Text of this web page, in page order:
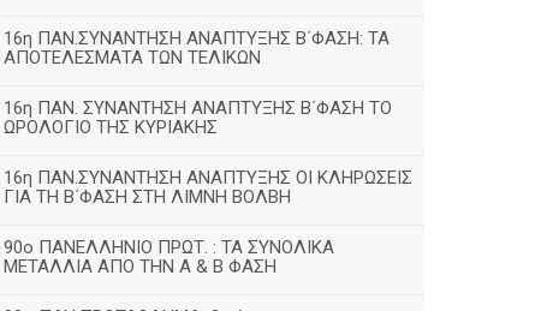
16η ΠΑΝ.ΣΥΝΑΝΤΗΣΗ ΑΝΑΠΤΥΞΗΣ Β΄ΦΑΣΗ: ΤΑ
ΑΠΟΤΕΛΕΣΜΑΤΑ ΤΩΝ ΤΕΛΙΚΩΝ
16η ΠΑΝ. ΣΥΝΑΝΤΗΣΗ ΑΝΑΠΤΥΞΗΣ Β΄ΦΑΣΗ ΤΟ
ΩΡΟΛΟΓΙΟ ΤΗΣ ΚΥΡΙΑΚΗΣ
16η ΠΑΝ.ΣΥΝΑΝΤΗΣΗ ΑΝΑΠΤΥΞΗΣ ΟΙ ΚΛΗΡΩΣΕΙΣ
ΓΙΑ ΤΗ Β΄ΦΑΣΗ ΣΤΗ ΛΙΜΝΗ ΒΟΛΒΗ
90ο ΠΑΝΕΛΛΗΝΙΟ ΠΡΩΤ. : ΤΑ ΣΥΝΟΛΙΚΑ
ΜΕΤΑΛΛΙΑ ΑΠΟ ΤΗΝ Α & Β ΦΑΣΗ